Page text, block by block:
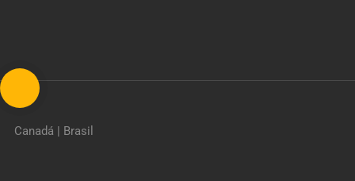
Canadá | Brasil